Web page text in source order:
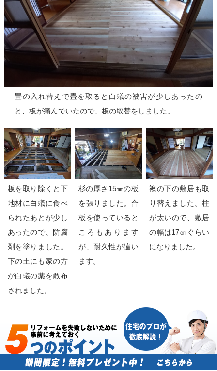
畳の入れ替えで畳を取ると白蟻の被害が少しあったの
と、板が痛んでいたので、板の取替をしました。
板を取り除くと下
地材に白蟻に食べ
られたあとが少し
あったので、防腐
剤を塗りました。
下の土にも家の方
が白蟻の薬を散布
されました。
杉の厚さ15㎜の板
を張りました。合
板を使っていると
ころもあります
が、耐久性が違い
ます。
襖の下の敷居も取
り替えました。柱
が太いので、敷居
の幅は17㎝ぐらい
になりました。